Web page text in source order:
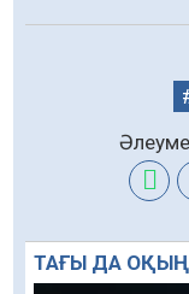
ТАҒЫ ДА